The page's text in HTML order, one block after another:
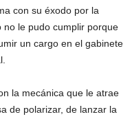
con su éxodo por la
no le pudo cumplir porque
un cargo en el gabinete
la mecánica que le atrae
de polarizar, de lanzar la